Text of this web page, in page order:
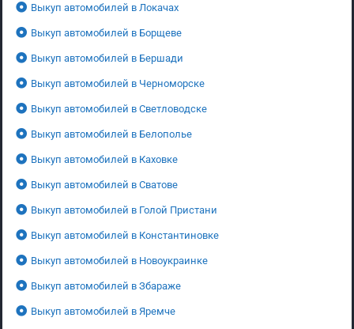
Выкуп автомобилей в Локачах
Выкуп автомобилей в Борщеве
Выкуп автомобилей в Бершади
Выкуп автомобилей в Черноморске
Выкуп автомобилей в Светловодске
Выкуп автомобилей в Белополье
Выкуп автомобилей в Каховке
Выкуп автомобилей в Сватове
Выкуп автомобилей в Голой Пристани
Выкуп автомобилей в Константиновке
Выкуп автомобилей в Новоукраинке
Выкуп автомобилей в Збараже
Выкуп автомобилей в Яремче